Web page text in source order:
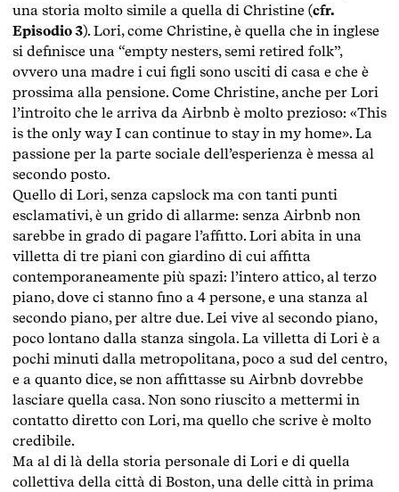
una storia molto simile a quella di Christine (cfr.
Episodio 3). Lori, come Christine, è quella che in inglese
si definisce una “empty nesters, semi retired folk”,
ovvero una madre i cui figli sono usciti di casa e che è
prossima alla pensione. Come Christine, anche per Lori
l’introito che le arriva da Airbnb è molto prezioso: «This
is the only way I can continue to stay in my home». La
passione per la parte sociale dell’esperienza è messa al
secondo posto.
Quello di Lori, senza capslock ma con tanti punti
esclamativi, è un grido di allarme: senza Airbnb non
sarebbe in grado di pagare l’affitto. Lori abita in una
villetta di tre piani con giardino di cui affitta
contemporaneamente più spazi: l’intero attico, al terzo
piano, dove ci stanno fino a 4 persone, e una stanza al
secondo piano, per altre due. Lei vive al secondo piano,
poco lontano dalla stanza singola. La villetta di Lori è a
pochi minuti dalla metropolitana, poco a sud del centro,
e a quanto dice, se non affittasse su Airbnb dovrebbe
lasciare quella casa. Non sono riuscito a mettermi in
contatto diretto con Lori, ma quello che scrive è molto
credibile.
Ma al di là della storia personale di Lori e di quella
collettiva della città di Boston, una delle città in prima